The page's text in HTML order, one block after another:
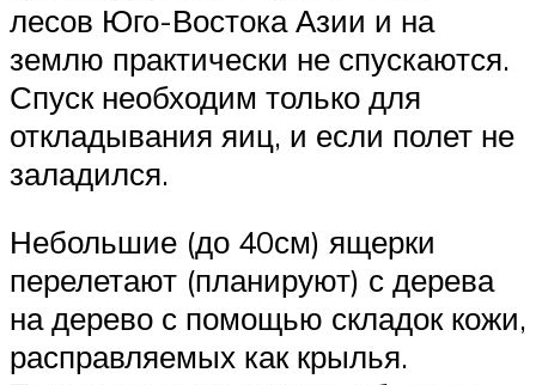
лесов Юго-Востока Азии и на
землю практически не спускаются.
Спуск необходим только для
откладывания яиц, и если полет не
заладился.
Небольшие (до 40см) ящерки
перелетают (планируют) с дерева
на дерево с помощью складок кожи,
расправляемых как крылья.